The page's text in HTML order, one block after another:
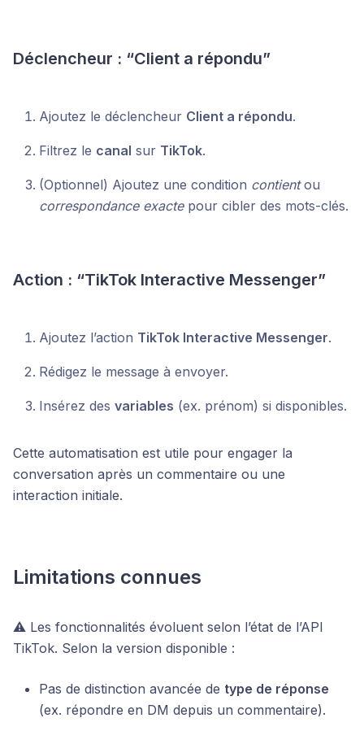
Déclencheur : “Client a répondu”
Ajoutez le déclencheur Client a répondu.
Filtrez le canal sur TikTok.
(Optionnel) Ajoutez une condition contientou
correspondance exactepour cibler des mots-clés.
Action : “TikTok Interactive Messenger”
Ajoutez l’action TikTok Interactive Messenger.
Rédigez le message à envoyer.
Insérez des variables (ex. prénom) si disponibles.
Cette automatisation est utile pour engager la
conversation après un commentaire ou une
interaction initiale.
Limitations connues
⚠️ Les fonctionnalités évoluent selon l’état de l’API
TikTok. Selon la version disponible :
Pas de distinction avancée de type de réponse
(ex. répondre en DM depuis un commentaire).